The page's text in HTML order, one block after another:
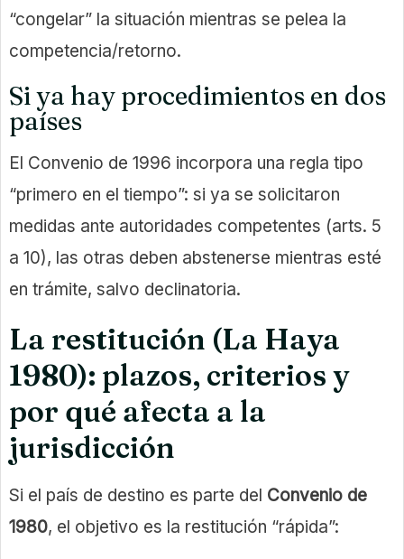
“congelar” la situación mientras se pelea la
competencia/retorno.
Si ya hay procedimientos en dos
países
El Convenio de 1996 incorpora una regla tipo
“primero en el tiempo”: si ya se solicitaron
medidas ante autoridades competentes (arts. 5
a 10), las otras deben abstenerse mientras esté
en trámite, salvo declinatoria.
La restitución (La Haya
1980): plazos, criterios y
por qué afecta a la
jurisdicción
Si el país de destino es parte del Convenio de
1980, el objetivo es la restitución “rápida”: